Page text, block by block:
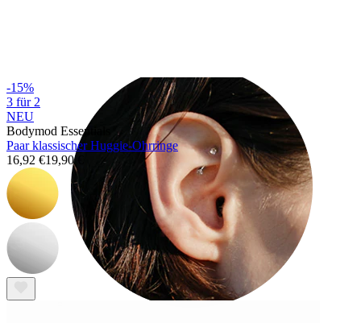
-15%
3 für 2
NEU
Bodymod Essentials
Paar klassischer Huggie-Ohrringe
16,92 €19,90 €